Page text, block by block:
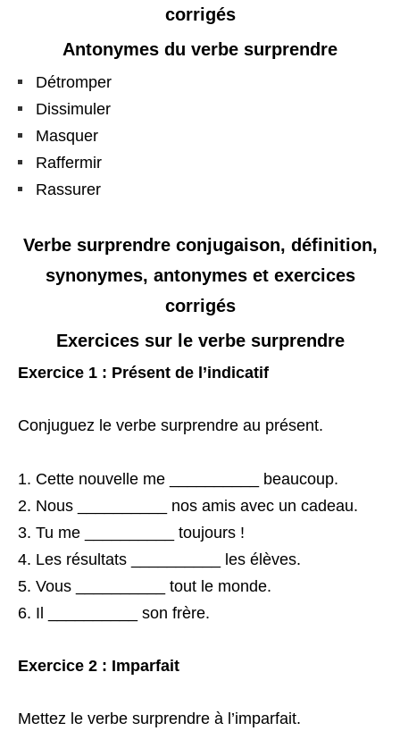
corrigés
Antonymes du verbe surprendre
Détromper
Dissimuler
Masquer
Raffermir
Rassurer
Verbe surprendre conjugaison, définition,
synonymes, antonymes et exercices
corrigés
Exercices sur le verbe surprendre
Exercice 1 : Présent de l’indicatif
Conjuguez le verbe surprendre au présent.
Cette nouvelle me __________ beaucoup.
Nous __________ nos amis avec un cadeau.
Tu me __________ toujours !
Les résultats __________ les élèves.
Vous __________ tout le monde.
Il __________ son frère.
Exercice 2 : Imparfait
Mettez le verbe surprendre à l’imparfait.